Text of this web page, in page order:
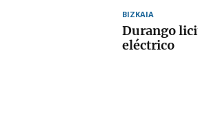
BIZKAIA
Durango
eléctrico